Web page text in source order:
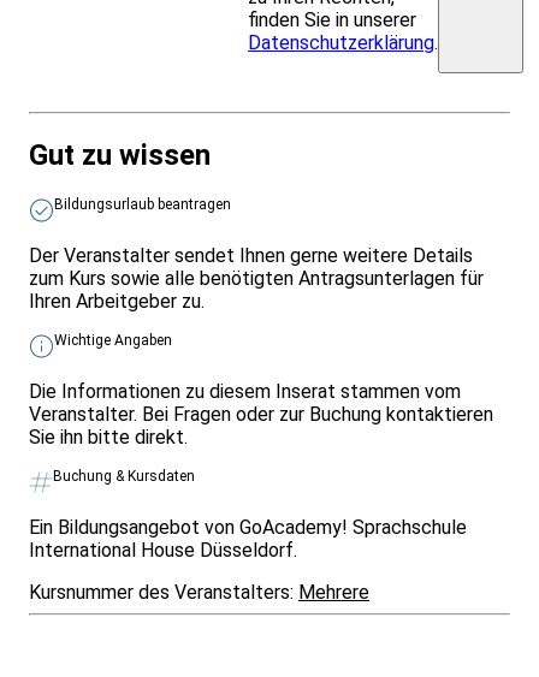
finden Sie in unserer
Datenschutzerklärung.
Gut zu wissen
Bildungsurlaub beantragen
Der Veranstalter sendet Ihnen gerne weitere Details
zum Kurs sowie alle benötigten Antragsunterlagen für
Ihren Arbeitgeber zu.
Wichtige Angaben
Die Informationen zu diesem Inserat stammen vom
Veranstalter. Bei Fragen oder zur Buchung kontaktieren
Sie ihn bitte direkt.
Buchung & Kursdaten
Ein Bildungsangebot von GoAcademy! Sprachschule
International House Düsseldorf.
Kursnummer des Veranstalters: Mehrere